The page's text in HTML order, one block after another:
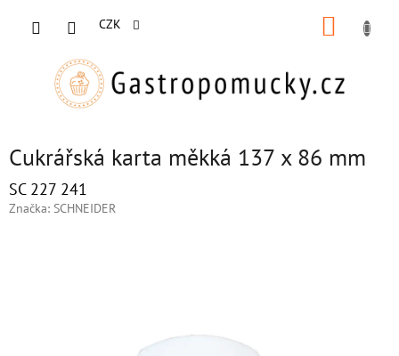
CZK
Cukrářská karta měkká 137 x 86 mm
SC 227 241
Značka: SCHNEIDER